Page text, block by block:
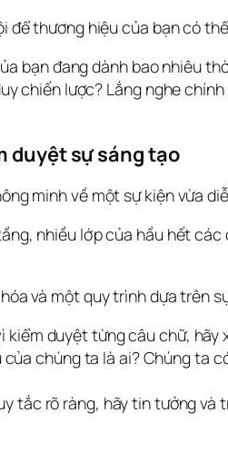
thương hiệu của bạn có
bạn đang dành bao nhiêu
chiến lược? Lắng nghe
duyệt sự sáng tạo
minh về một sự kiện vừa
nhiều lớp của hầu hết
và một quy trình dựa trên
kiểm duyệt từng câu chữ,
chúng ta là ai? Chúng ta
tắc rõ ràng, hãy tin tưởng